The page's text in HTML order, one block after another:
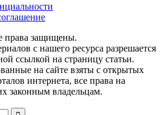
права защищены.
с нашего ресурса разрешается
ссылкой на страницу статьи.
на сайте взяты с открытых
интернета, все права на
законным владельцам.